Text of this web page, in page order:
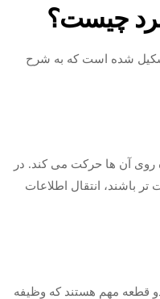
چیست؟
شده است که به شرح
روی آن ها حرکت می کند. در
باشند، انتقال اطلاعات
قطعه مهم هستند که وظیفه